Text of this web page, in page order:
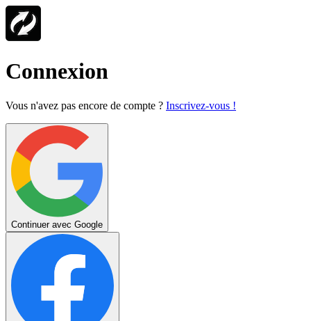
Connexion
Vous n'avez pas encore de compte ? Inscrivez-vous !
Continuer avec Google